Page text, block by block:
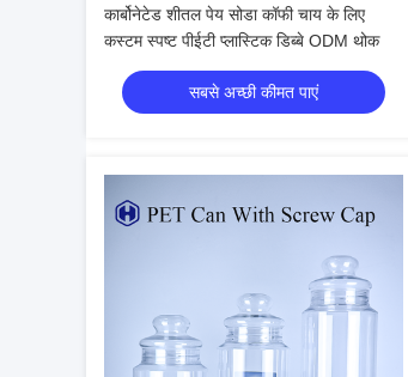
कार्बोनेटेड शीतल पेय सोडा कॉफी चाय के लिए
कस्टम स्पष्ट पीईटी प्लास्टिक डिब्बे ODM थोक
सबसे अच्छी कीमत पाएं